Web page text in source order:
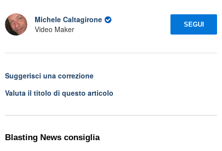
Michele Caltagirone
Video Maker
SEGUI
Suggerisci una correzione
Valuta il titolo di questo articolo
Blasting News consiglia